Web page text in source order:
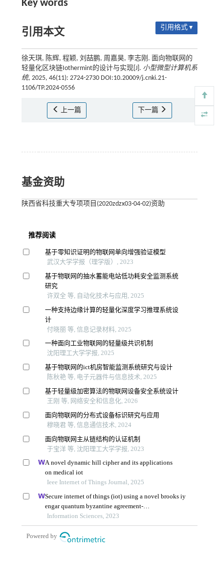
Key words
引用本文 引用格式 ▾
徐天琪, 陈辉, 程颖, 刘喆鹏, 周嘉昊, 李志刚. 面向物联网的
轻量化区块链Iothermint的设计与实现[J]. 小型微型计算机系
统, 2025, 46(11): 2724-2730 DOI:10.20009/j.cnki.21-
1106/TP.2024-0556
上一篇 下一篇
基金资助
陕西省科技重大专项项目(2020zdzx03-04-02)资助